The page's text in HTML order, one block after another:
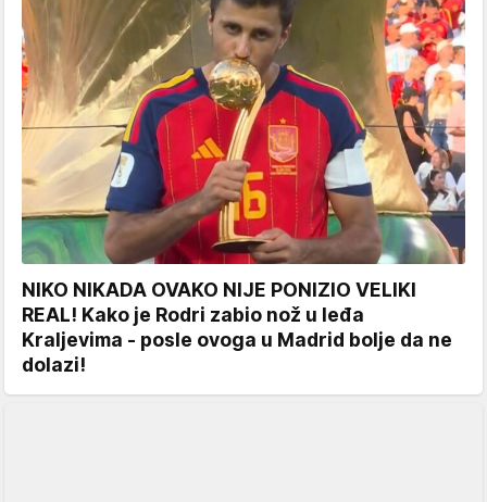
NIKO NIKADA OVAKO NIJE PONIZIO VELIKI
REAL! Kako je Rodri zabio nož u leđa
Kraljevima - posle ovoga u Madrid bolje da ne
dolazi!